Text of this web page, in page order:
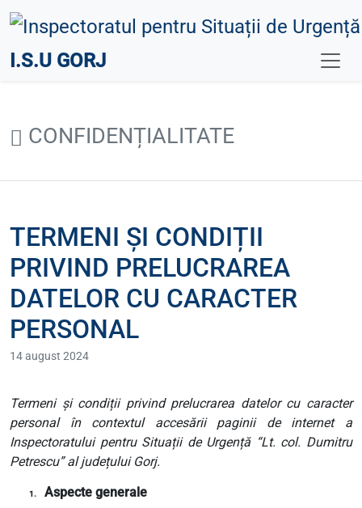
I.S.U GORJ
CONFIDENȚIALITATE
TERMENI ȘI CONDIȚII
PRIVIND PRELUCRAREA
DATELOR CU CARACTER
PERSONAL
14 august 2024
Termeni și condiții privind prelucrarea datelor cu caracter
personal în contextul accesării paginii de internet a
Inspectoratului pentru Situații de Urgență “Lt. col. Dumitru
Petrescu” al județului Gorj.
1. Aspecte generale